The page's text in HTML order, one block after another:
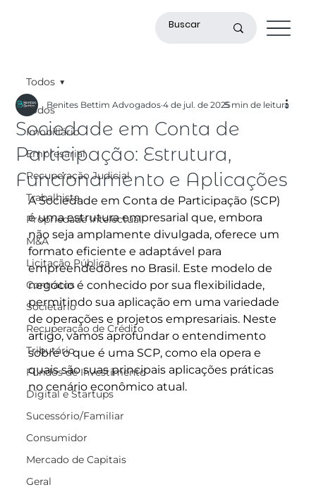
Todos
Imobiliário
Empresarial
Recuperação Judicial
Trabalhista
Propriedade Intelectual
M&A
Licitação Pública
Contratos
Societário
Recuperação de Crédito
Tributário
Fundos de Investimento
Digital e Startups
Sucessório/Familiar
Consumidor
Mercado de Capitais
Geral
Todos
Sociedade em Conta de
Participação: Estrutura,
Funcionamento e Aplicações
Benites Bettim Advogados 4 de jul. de 20255 min de leitura
A Sociedade em Conta de Participação (SCP)
é uma estrutura empresarial que, embora
não seja amplamente divulgada, oferece um
formato eficiente e adaptável para
empreendedores no Brasil. Este modelo de
negócio é conhecido por sua flexibilidade,
permitindo sua aplicação em uma variedade
de operações e projetos empresariais. Neste
artigo, vamos aprofundar o entendimento
sobre o que é uma SCP, como ela opera e
quais são suas principais aplicações práticas
no cenário econômico atual.